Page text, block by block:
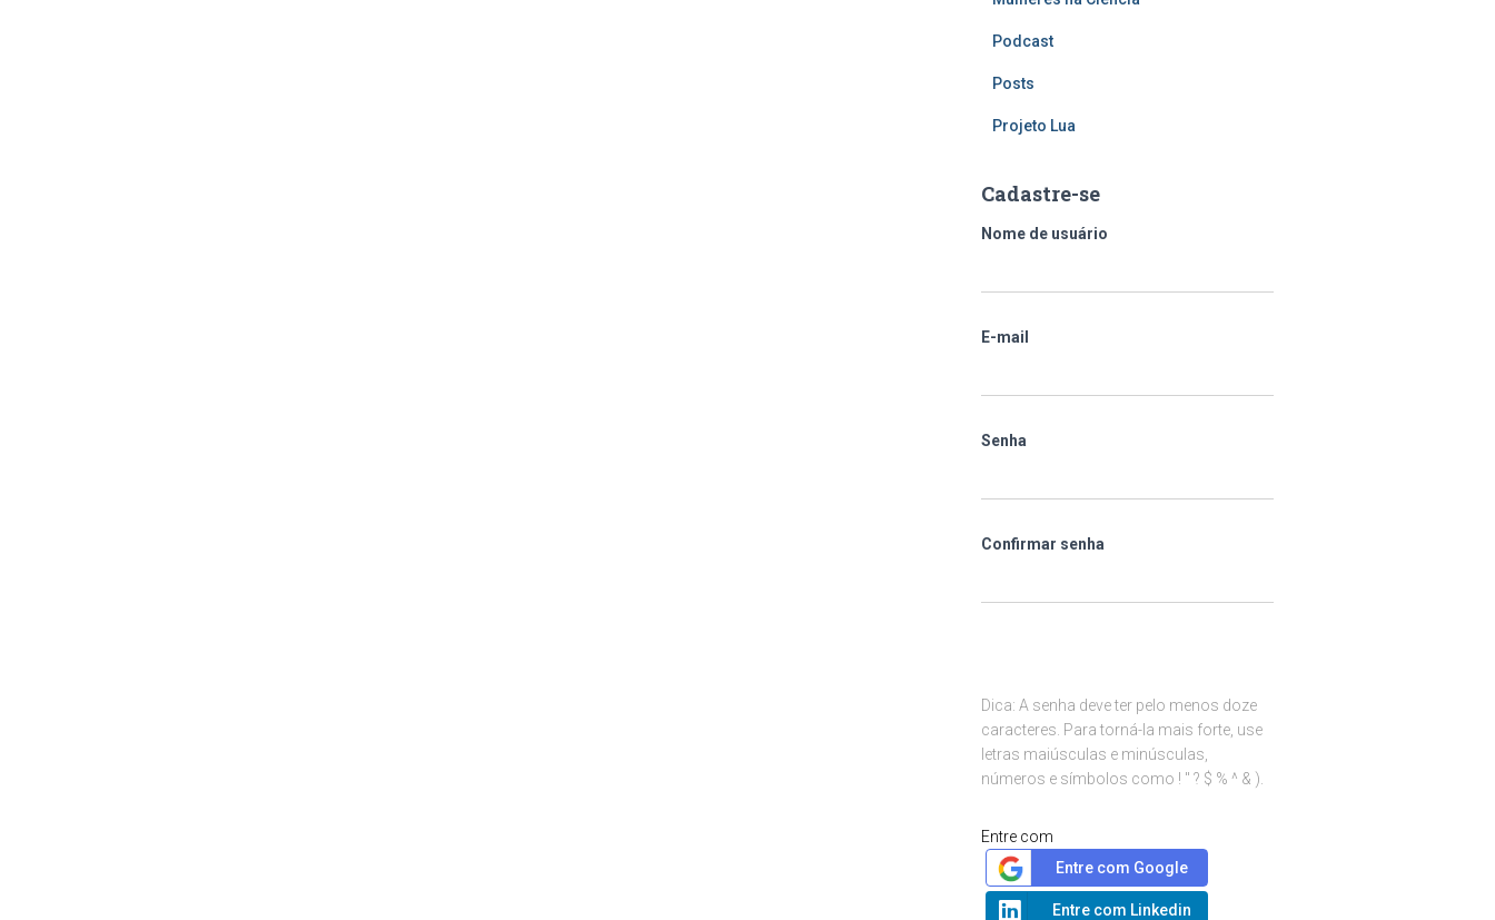
Podcast
Posts
Projeto Lua
Cadastre-se
Nome de usuário
E-mail
Senha
Confirmar senha
Dica: A senha deve ter pelo menos doze
caracteres. Para torná-la mais forte, use
letras maiúsculas e minúsculas,
números e símbolos como ! " ? $ % ^ & ).
Entre com
Entre com Google
Entre com Linkedin